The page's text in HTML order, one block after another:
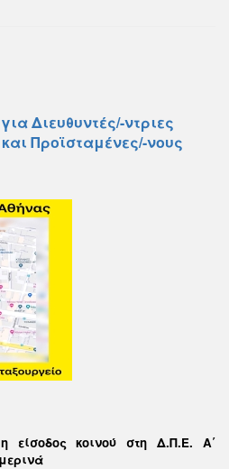
Διευθυντές/-ντριες
Προϊσταμένες/-νους
είσοδος κοινού στη Δ.Π.Ε. Α΄